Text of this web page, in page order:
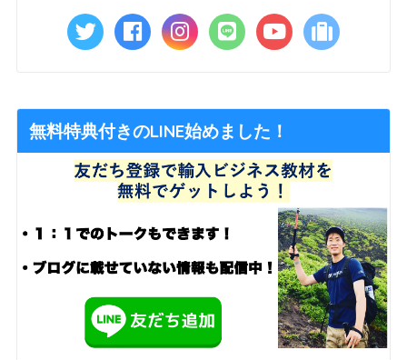
無料特典付きのLINE始めました！